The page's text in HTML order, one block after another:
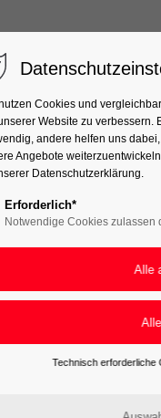
Cookies und
Website zu verbessern.
andere helfen uns
Angebote
Datenschutzerklärung.
Erforderlich*
Notwendige Cookies zulassen
Technisch erforderliche